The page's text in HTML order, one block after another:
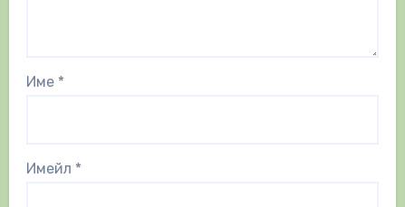
Име *
Имейл *